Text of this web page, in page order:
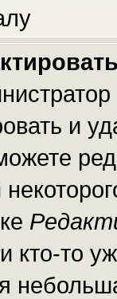
и
кто-то